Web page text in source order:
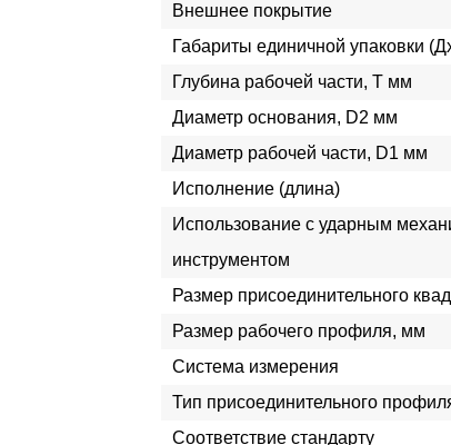
Внешнее покрытие
Габариты единичной упаковки
Глубина рабочей части, Т мм
Диаметр основания, D2 мм
Диаметр рабочей части, D1 мм
Исполнение (длина)
Использование с ударным
инструментом
Размер присоединительного
Размер рабочего профиля, мм
Система измерения
Тип присоединительного
Соответствие стандарту